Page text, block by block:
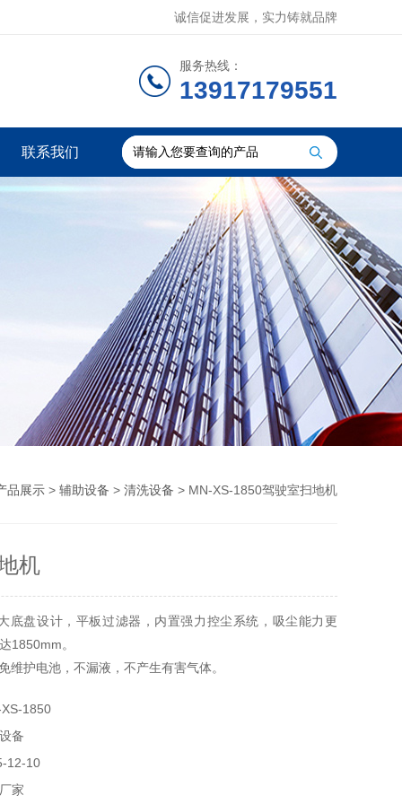
诚信促进发展，实力铸就品牌
服务热线：
13917179551
联系我们
品展示 > 辅助设备 > 清洗设备 > MN-XS-1850驾驶室扫地机
机
底盘设计，平板过滤器，内置强力控尘系统，吸尘能力更
1850mm。
维护电池，不漏液，不产生有害气体。
1850
备
12-10
家